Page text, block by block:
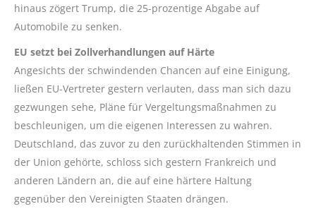
hinaus zögert Trump, die 25-prozentige Abgabe auf
Automobile zu senken.
EU setzt bei Zollverhandlungen auf Härte
Angesichts der schwindenden Chancen auf eine Einigung,
ließen EU-Vertreter gestern verlauten, dass man sich dazu
gezwungen sehe, Pläne für Vergeltungsmaßnahmen zu
beschleunigen, um die eigenen Interessen zu wahren.
Deutschland, das zuvor zu den zurückhaltenden Stimmen in
der Union gehörte, schloss sich gestern Frankreich und
anderen Ländern an, die auf eine härtere Haltung
gegenüber den Vereinigten Staaten drängen.